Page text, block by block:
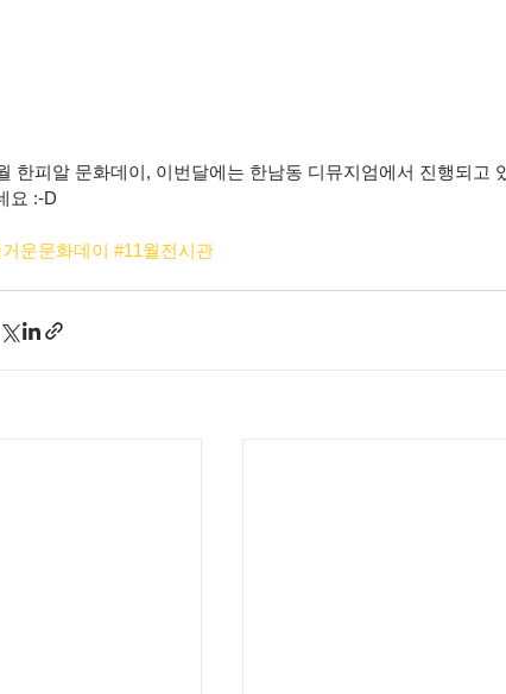
한피알 문화데이, 이번달에는 한남동 디뮤지엄에서 진행되고
요 :-D
운문화데이 #11월전시관